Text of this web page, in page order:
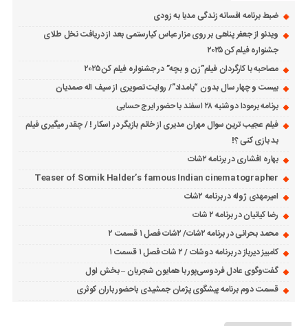
ضبط برنامه افسانه زندگی مدیا به زودی
ویدئو از جعفر پناهی بر روی مزار عباس کیارستمی بعد از دریافت نخل طلای
جشنواره فیلم کن ۲۰۲۵
مصاحبه با کارگردان فیلم”زن و بچه” در جشنواره فیلم کن ۲۰۲۵
بیست و چهار سال بدون “بامداد”/ روایت تصویری از سیف اله صمدیان
برنامه برمودا دوشنبه ۲۸ اسفند با حضور ایرج حسابی
فیلم عجیب ترین سوال مهران مدیری از خانم بازیگر در اسکار ! / چقدر میگیری فیلم
بد بازی کنی ؟!
بهاره افشاری در برنامه ۲شات
Teaser of Somik Halder’s famous Indian cinematographer
امیرمهدی ژوله در برنامه ۲شات
رضا کیانیان در برنامه ۲ شات
محمد بحرانی در برنامه ۲شات/ ۲شات فصل ۱ قسمت ۲
کامبیز دیرباز در برنامه دوشات / ۲ شات فصل ۱ قسمت ۱
گفت‌وگوی عادل فردوسی‌پور با همایون شجریان – بخش اول
قسمت دوم برنامه پیشگوی پژمان جمشیدی باحضور باران کوثری